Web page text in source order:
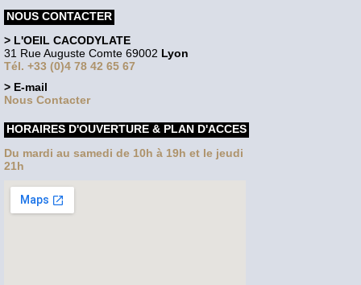
NOUS CONTACTER
> L'OEIL CACODYLATE
31 Rue Auguste Comte 69002 Lyon
Tél. +33 (0)4 78 42 65 67
> E-mail
Nous Contacter
HORAIRES D'OUVERTURE & PLAN D'ACCES
Du mardi au samedi de 10h à 19h et le jeudi
21h